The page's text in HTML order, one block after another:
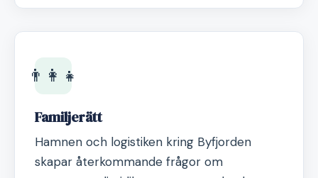
👨‍👩‍👧
Familjerätt
Hamnen och logistiken kring Byfjorden
skapar återkommande frågor om